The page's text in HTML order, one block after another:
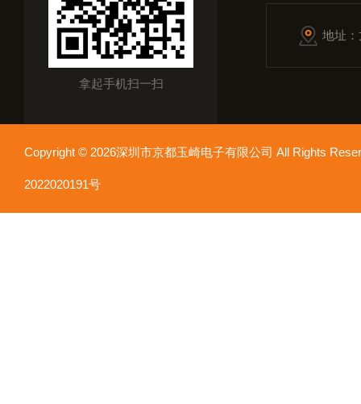
拿起手机扫一扫
地址
Copyright © 2026深圳市京都玉崎电子有限公司 All Rights
2022020191号